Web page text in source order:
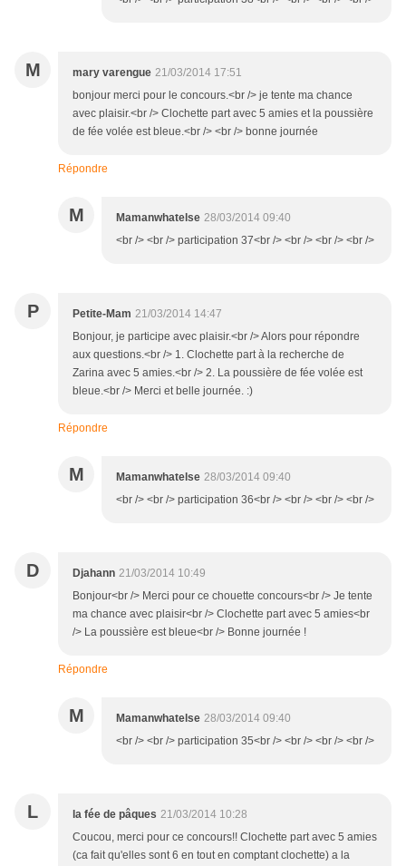
M mary varengue 21/03/2014 17:51
bonjour merci pour le concours.<br /> je tente ma chance
avec plaisir.<br /> Clochette part avec 5 amies et la poussière
de fée volée est bleue.<br /> <br /> bonne journée
Répondre
M Mamanwhatelse 28/03/2014 09:40
<br /> <br /> participation 37<br /> <br /> <br /> <br />
P Petite-Mam 21/03/2014 14:47
Bonjour, je participe avec plaisir.<br /> Alors pour répondre
aux questions.<br /> 1. Clochette part à la recherche de
Zarina avec 5 amies.<br /> 2. La poussière de fée volée est
bleue.<br /> Merci et belle journée. :)
Répondre
M Mamanwhatelse 28/03/2014 09:40
<br /> <br /> participation 36<br /> <br /> <br /> <br />
D Djahann 21/03/2014 10:49
Bonjour<br /> Merci pour ce chouette concours<br /> Je tente
ma chance avec plaisir<br /> Clochette part avec 5 amies<br
/> La poussière est bleue<br /> Bonne journée !
Répondre
M Mamanwhatelse 28/03/2014 09:40
<br /> <br /> participation 35<br /> <br /> <br /> <br />
L la fée de pâques 21/03/2014 10:28
Coucou, merci pour ce concours!! Clochette part avec 5 amies
(ca fait qu'elles sont 6 en tout en comptant clochette) a la